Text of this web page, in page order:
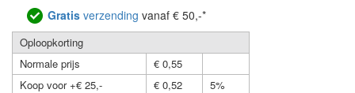
Gratis verzending vanaf € 50,-*
Oploopkorting
Normale prijs
€ 0,55
Koop voor +€ 25,-
€ 0,52
5%